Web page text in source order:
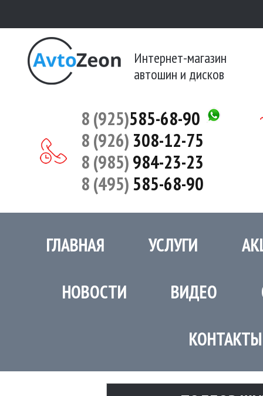
Интернет-магазин
автошин и дисков
8 (925)585-68-90
8 (926) 308-12-75
8 (985)984-23-23
8 (495)585-68-90
ГЛАВНАЯ УСЛУГИ
НОВОСТИ ВИДЕО
КОНТАКТЫ